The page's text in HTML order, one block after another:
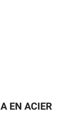
EN ACIER